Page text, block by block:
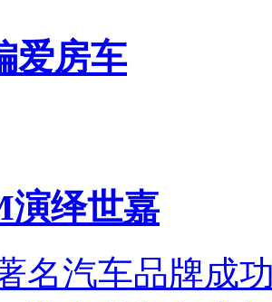
爱房车
绎世嘉
名汽车品牌成